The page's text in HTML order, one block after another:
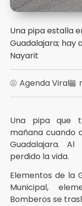
Una pipa estalla
Guadalajara; hay
Nayarit
Agenda Viral
Una pipa que
mañana cuando
Guadalajara.
perdido la vida.
Elementos de la
Municipal,
Bomberos se